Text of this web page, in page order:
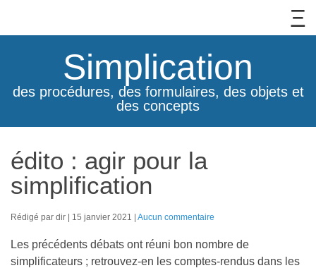
Simplication
des procédures, des formulaires, des objets et
des concepts
édito : agir pour la
simplification
Rédigé par dir 15 janvier 2021 Aucun commentaire
Les précédents débats ont réuni bon nombre de
simplificateurs ; retrouvez-en les comptes-rendus dans les